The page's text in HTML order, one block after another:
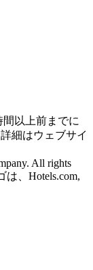
以上前までに
細はウェブサイ
All rights
は、Hotels.com,